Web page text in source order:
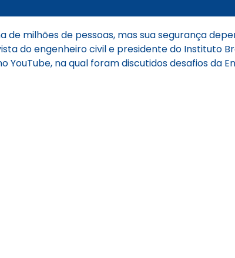
de milhões de pessoas, mas sua segurança
do engenheiro civil e presidente do Instituto
na qual foram discutidos desafios da